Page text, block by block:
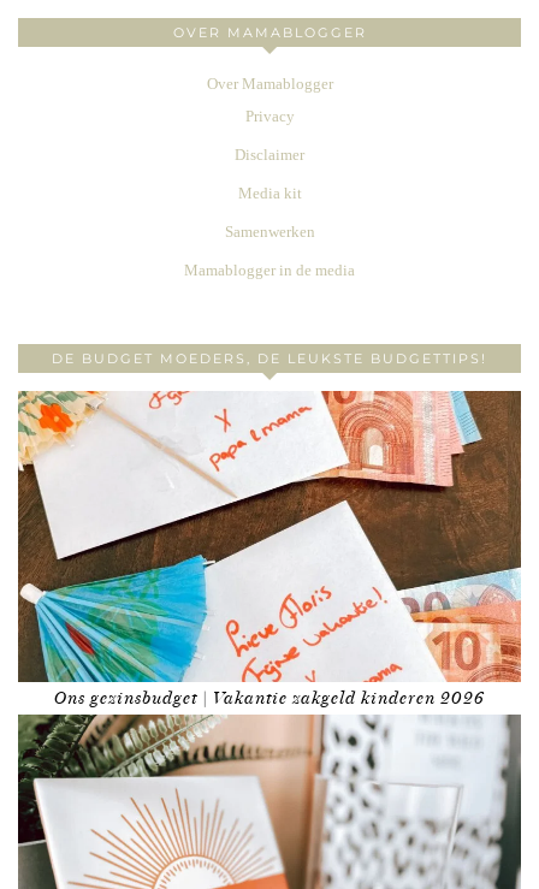
OVER MAMABLOGGER
Over Mamablogger
Privacy
Disclaimer
Media kit
Samenwerken
Mamablogger in de media
DE BUDGET MOEDERS, DE LEUKSTE BUDGETTIPS!
Ons gezinsbudget | Vakantie zakgeld kinderen 2026